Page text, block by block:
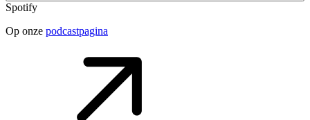
Spotify
Op onze podcastpagina